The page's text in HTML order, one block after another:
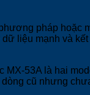
pháp
liệu mạnh và
53A là hai
cũ nhưng